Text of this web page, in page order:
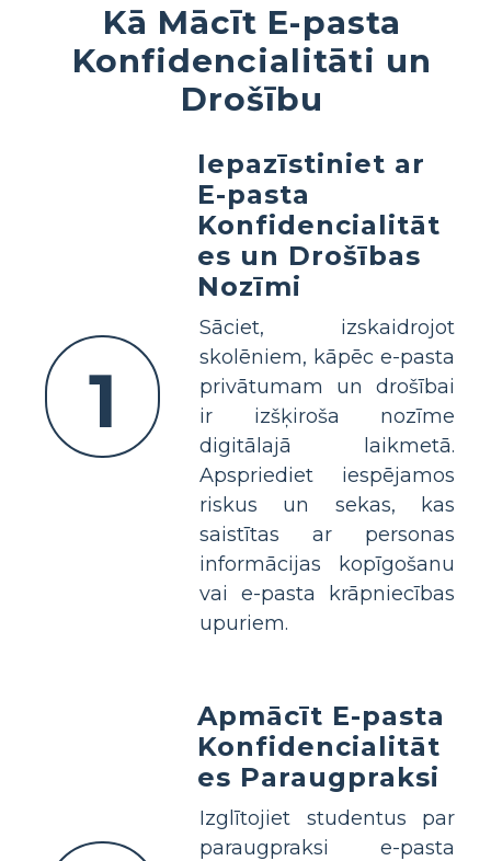
Kā Mācīt E-pasta
Konfidencialitāti un
Drošību
1
Iepazīstiniet ar
E-pasta
Konfidencialitāt
es un Drošības
Nozīmi
Sāciet, izskaidrojot
skolēniem, kāpēc e-pasta
privātumam un drošībai
ir izšķiroša nozīme
digitālajā laikmetā.
Apspriediet iespējamos
riskus un sekas, kas
saistītas ar personas
informācijas kopīgošanu
vai e-pasta krāpniecības
upuriem.
Apmācīt E-pasta
Konfidencialitāt
es Paraugpraksi
Izglītojiet studentus par
paraugpraksi e-pasta